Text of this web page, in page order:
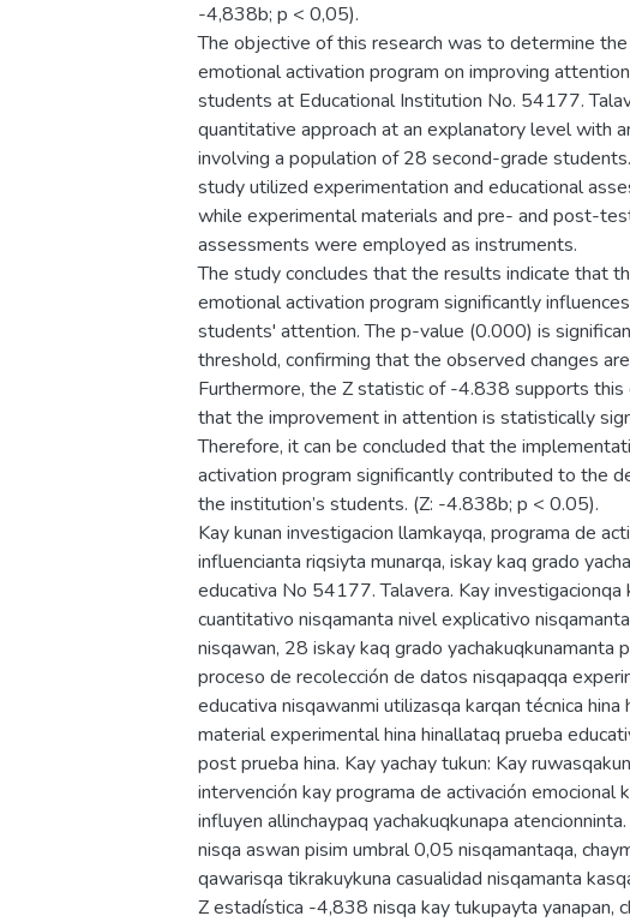
-4,838b; p < 0,05).
The objective of this research was to determine
emotional activation program on improving
students at Educational Institution No. 54177.
quantitative approach at an explanatory level with
involving a population of 28 second-grade
study utilized experimentation and educational
while experimental materials and pre- and post-
assessments were employed as instruments.
The study concludes that the results indicate that
emotional activation program significantly
students' attention. The p-value (0.000) is
threshold, confirming that the observed changes
Furthermore, the Z statistic of -4.838 supports this
that the improvement in attention is statistically
Therefore, it can be concluded that the
activation program significantly contributed to the
the institution’s students. (Z: -4.838b; p < 0.05).
Kay kunan investigacion llamkayqa, programa de
influencianta riqsiyta munarqa, iskay kaq grado
educativa No 54177. Talavera. Kay investigacionqa
cuantitativo nisqamanta nivel explicativo
nisqawan, 28 iskay kaq grado yachakuqkunamanta
proceso de recolección de datos nisqapaqqa
educativa nisqawanmi utilizasqa karqan técnica
material experimental hina hinallataq prueba
post prueba hina. Kay yachay tukun: Kay
intervención kay programa de activación emocional
influyen allinchaypaq yachakuqkunapa
nisqa aswan pisim umbral 0,05 nisqamantaqa,
qawarisqa tikrakuykuna casualidad nisqamanta
Z estadística -4,838 nisqa kay tukupayta yanapan,